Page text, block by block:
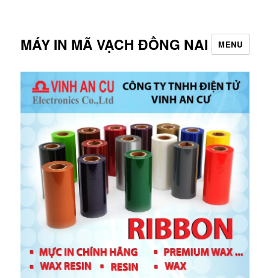
MÁY IN MÃ VẠCH ĐỒNG NAI MENU